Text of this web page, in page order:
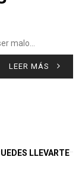
malo…
LEER MÁS
LLEVARTE